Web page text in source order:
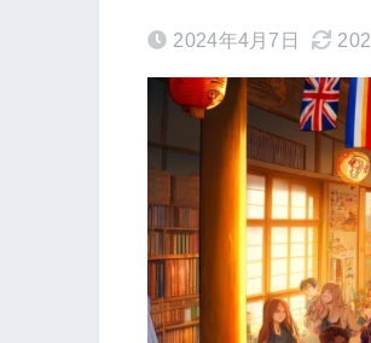
2024年4月7日